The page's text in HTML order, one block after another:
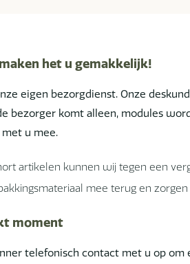
het u gemakkelijk!
eigen bezorgdienst. Onze
bezorger komt alleen, modules
u mee.
artikelen kunnen wij tegen een
mee terug en
moment
telefonisch contact met u op